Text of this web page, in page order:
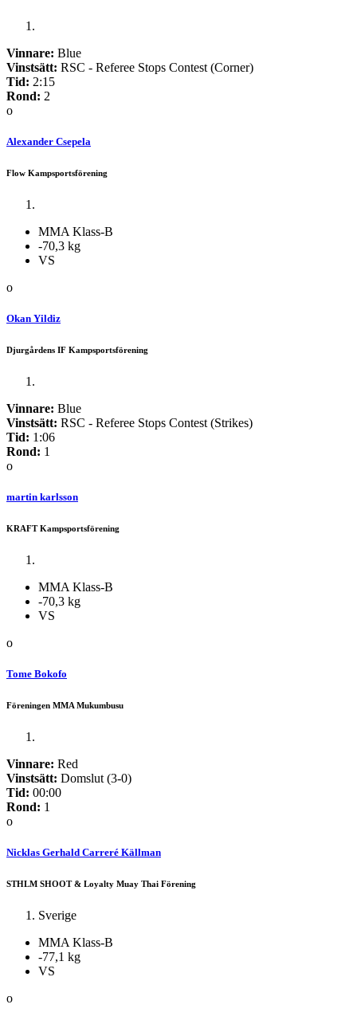
Vinnare: Blue
Vinstsätt: RSC - Referee Stops Contest (Corner)
Tid: 2:15
Rond: 2
o
Alexander Csepela
Flow Kampsportsförening
MMA Klass-B
-70,3 kg
VS
o
Okan Yildiz
Djurgårdens IF Kampsportsförening
Vinnare: Blue
Vinstsätt: RSC - Referee Stops Contest (Strikes)
Tid: 1:06
Rond: 1
o
martin karlsson
KRAFT Kampsportsförening
MMA Klass-B
-70,3 kg
VS
o
Tome Bokofo
Föreningen MMA Mukumbusu
Vinnare: Red
Vinstsätt: Domslut (3-0)
Tid: 00:00
Rond: 1
o
Nicklas Gerhald Carreré Källman
STHLM SHOOT & Loyalty Muay Thai Förening
Sverige
MMA Klass-B
-77,1 kg
VS
o